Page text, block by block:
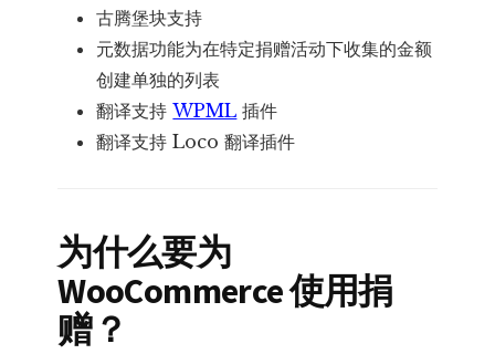
古腾堡块支持
元数据功能为在特定捐赠活动下收集的金额
创建单独的列表
翻译支持WPML 插件
翻译支持 Loco 翻译插件
为什么要为
WooCommerce 使用捐
赠？